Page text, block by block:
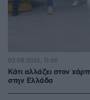
Κάτι αλλάζει στον
στην Ελλάδα
03.08.2026, 11:06